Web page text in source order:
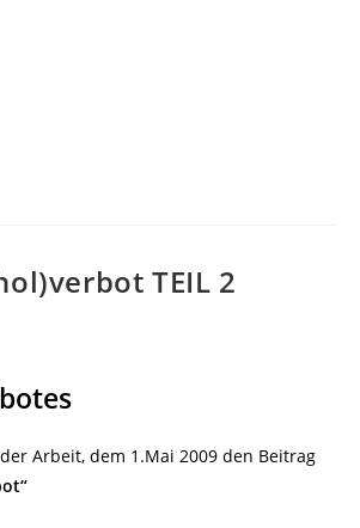
TEIL 2
Arbeit, dem 1.Mai 2009 den Beitrag